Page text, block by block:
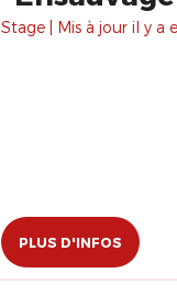
Stage | Mis à jour il y a
PLUS D'INFOS